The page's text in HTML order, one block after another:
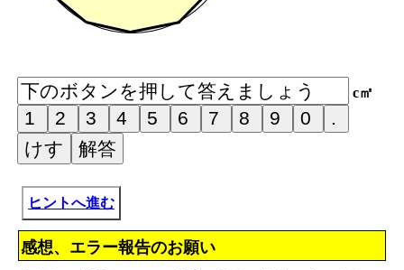
c㎡
ヒントへ進む
感想、エラー報告のお願い